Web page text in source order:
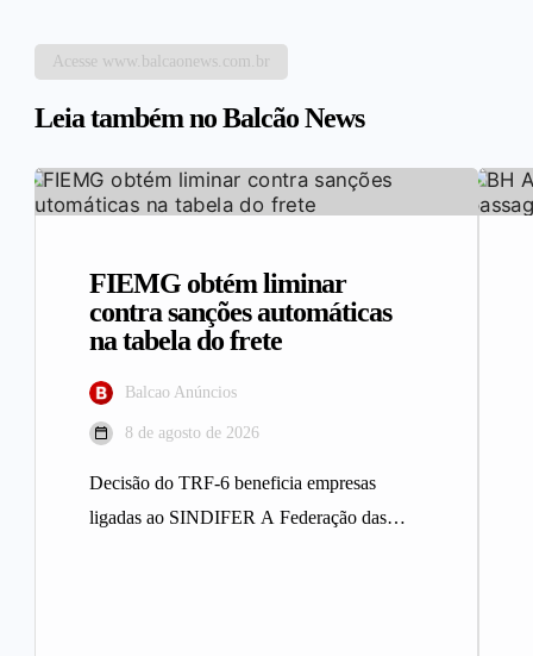
Acesse www.balcaonews.com.br
Leia também no Balcão News
FIEMG obtém liminar
contra sanções automáticas
na tabela do frete
Balcao Anúncios
8 de agosto de 2026
Decisão do TRF-6 beneficia empresas
ligadas ao SINDIFER A Federação das